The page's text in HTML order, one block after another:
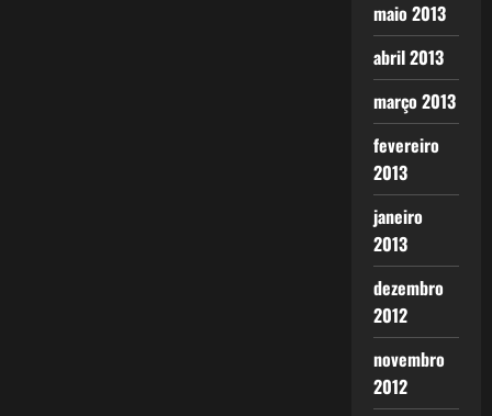
maio 2013
abril 2013
março 2013
fevereiro
2013
janeiro
2013
dezembro
2012
novembro
2012